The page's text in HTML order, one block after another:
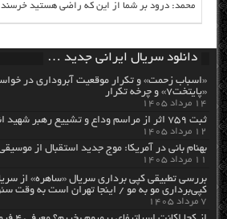
محمد: درود بر شما از این که راضی هستید
دانلود سریال ایرانی جدید …
«اسباب زحمت» و تکرار موقعیت آبروداری در
«پایتخت۷» و چرخه تکرار
۱۴ مرداد ۱۴۰۵
ثبت ۷۵۹ اثر از مراسم وداع و تشییع رهبر شهید انقلاب
۱۲ مرداد ۱۴۰۵
بهنام بانی در آمریکا: موج جدید استقبال از
۱۱ مرداد ۱۴۰۵
بررسی تطبیقی کپی برداری سریال «ساهره» از
کپی‌برداری مو به مو / اینجا تهران است به وقت
۷ مرداد ۱۴۰۵